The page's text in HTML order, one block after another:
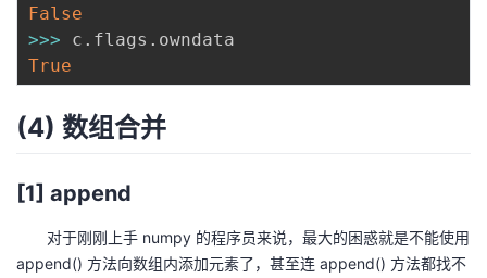
False
>>> c . flags .
True
(4) 数组合并
[1] append
对于刚刚上手 numpy 的程序员来说，最大的困惑就是不能使用
append() 方法向数组内添加元素了，甚至连 append() 方法都找不